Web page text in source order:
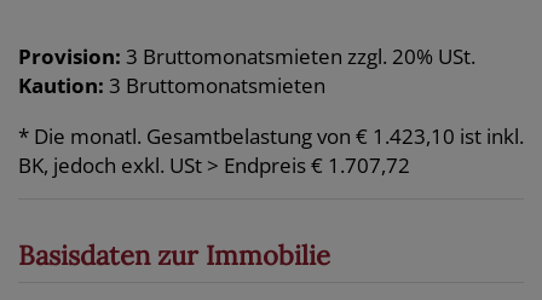
Provision: 3 Bruttomonatsmieten zzgl. 20% USt.
Kaution: 3 Bruttomonatsmieten
* Die monatl. Gesamtbelastung von € 1.423,10 ist inkl.
BK, jedoch exkl. USt > Endpreis € 1.707,72
Basisdaten zur Immobilie